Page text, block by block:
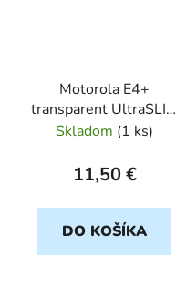
Motorola E4+
transparent UltraSLIM
0,5mm
Skladom (1 ks)
11,50 €
DO KOŠÍKA